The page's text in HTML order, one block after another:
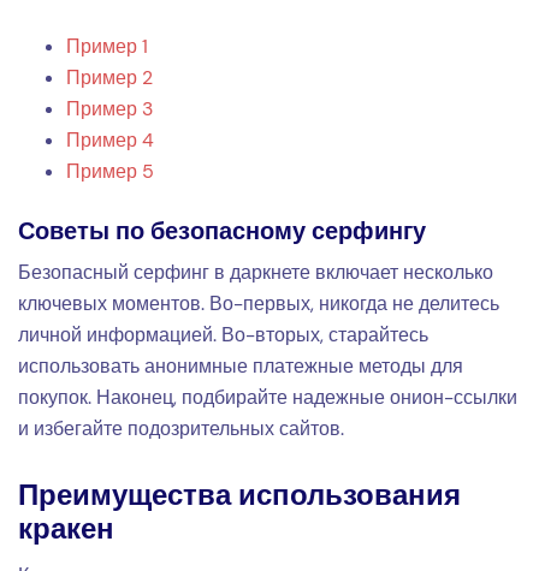
Пример 1
Пример 2
Пример 3
Пример 4
Пример 5
Советы по безопасному серфингу
Безопасный серфинг в даркнете включает несколько
ключевых моментов. Во-первых, никогда не делитесь
личной информацией. Во-вторых, старайтесь
использовать анонимные платежные методы для
покупок. Наконец, подбирайте надежные онион-ссылки
и избегайте подозрительных сайтов.
Преимущества использования
кракен